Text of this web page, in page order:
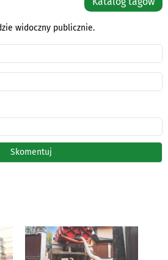
widoczny publicznie.